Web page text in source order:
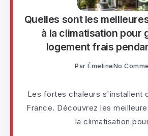
Quelles sont les
à la climatisation pour
logement frais
Par ÉmelineNo
Les fortes chaleurs s'installent
France. Découvrez les
la climatisation